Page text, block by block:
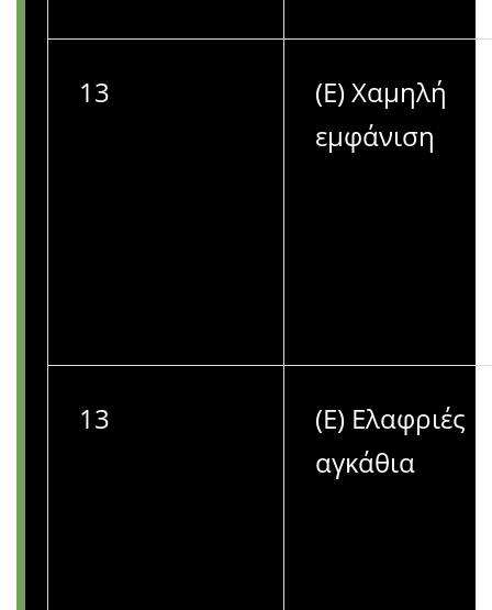
13
(Ε) Χαμηλή
εμφάνιση
13
(Ε) Ελαφριές
αγκάθια